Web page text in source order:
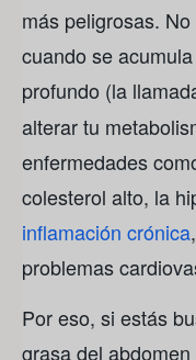
más peligrosas.
cuando se
profundo (la
alterar tu
enfermedades
colesterol alto, la
inflamación crónica
problemas
Por eso, si estás
grasa del